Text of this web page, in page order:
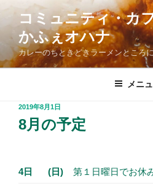
コ
ツ
コミュニティ・カ
かふぇオハナ
カレーのちときどきラーメンところ
メニ
投
日:
2019年8月1日
8月の予定
4日 (日) 第１日曜日でお休